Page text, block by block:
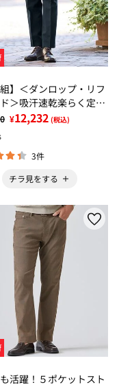
組】＜ダンロップ・リフ
＞吸汗速乾楽らく定番
ス
¥12,232 (税込)
3件
チラ見をする
活躍！５ポケットスト